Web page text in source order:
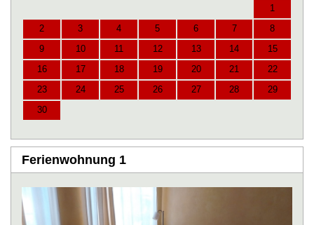
1
2
3 4 5 6 7
8
9
10 11 12 13 14
15
16
17 18 19 20 21
22
23
24 25 26 27 28
29
30
Ferienwohnung 1